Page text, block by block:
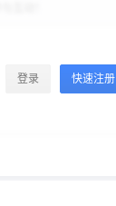
登录 快速注册